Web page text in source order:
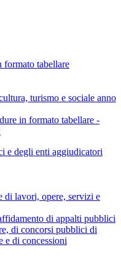
formato tabellare
turismo e sociale anno
in formato tabellare -
e degli enti aggiudicatori
di lavori, opere, servizi e
di appalti pubblici
di concorsi pubblici di
e di concessioni